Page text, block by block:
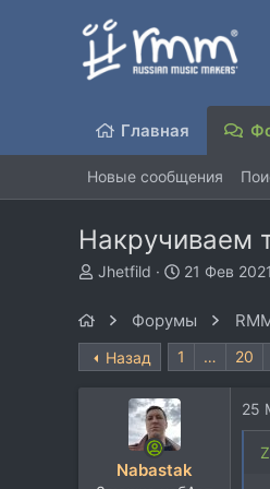
Главная
Новые сообщения
Накручиваем
А
р
т
Jhetfild
Д
а
а
21 Фев 2021
Форумы
Назад 1 … 20
Nabastak
25